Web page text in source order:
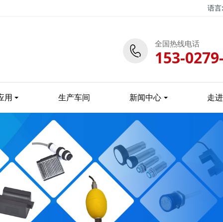
语言:
全国热线电话
153-
用 生产车间 新闻中心 走